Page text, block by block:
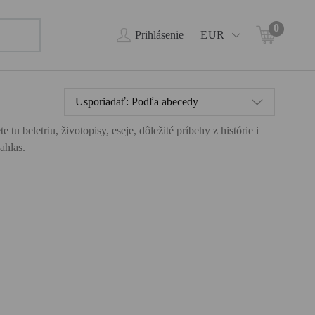
Prihlásenie EUR
0
tu beletriu, životopisy, eseje, dôležité príbehy z histórie i
Usporiadať: Podľa abecedy